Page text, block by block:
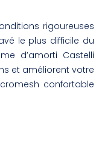
rigoureuses
le plus difficile du
d’amorti Castelli
et améliorent votre
confortable